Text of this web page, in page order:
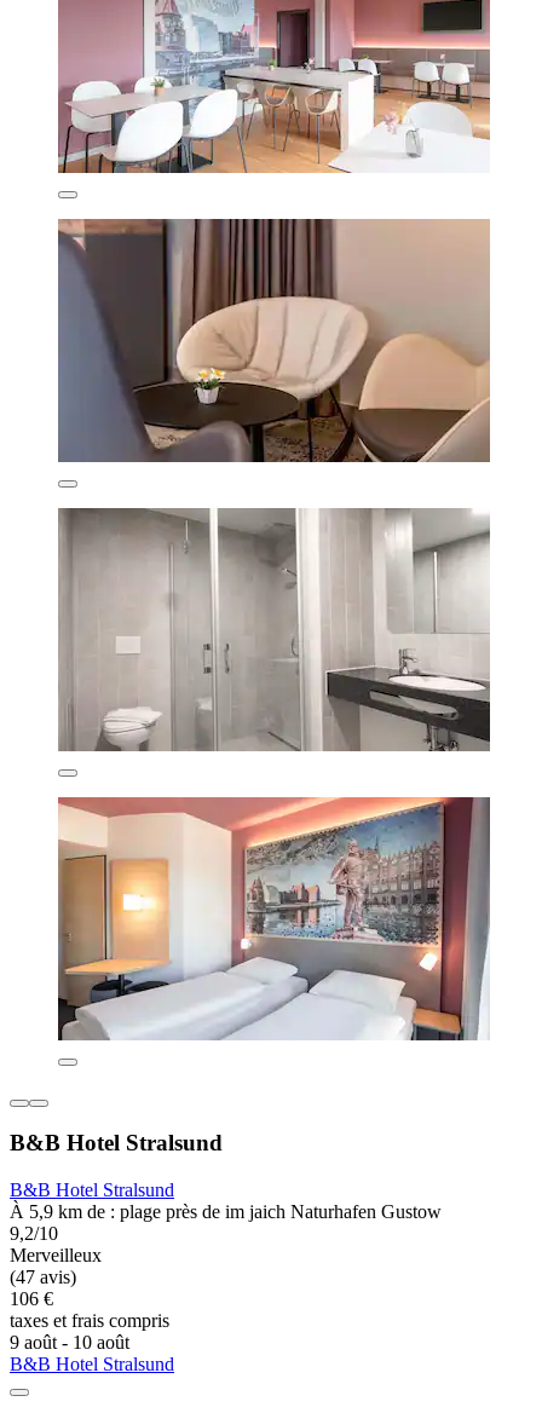
B&B Hotel Stralsund
B&B Hotel Stralsund
À 5,9 km de : plage près de im jaich Naturhafen Gustow
9,2/10
Merveilleux
(47 avis)
106 €
taxes et frais compris
9 août - 10 août
B&B Hotel Stralsund